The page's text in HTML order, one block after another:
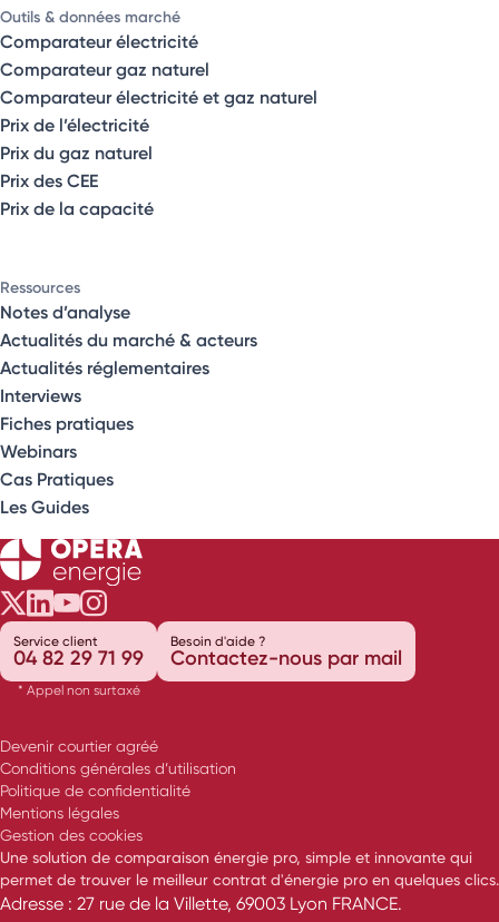
Outils & données marché
Comparateur électricité
Comparateur gaz naturel
Comparateur électricité et gaz naturel
Prix de l’électricité
Prix du gaz naturel
Prix des CEE
Prix de la capacité
Ressources
Notes d’analyse
Actualités du marché & acteurs
Actualités réglementaires
Interviews
Fiches pratiques
Webinars
Cas Pratiques
Les Guides
Opéra Énergie sur Twitter
Opéra Énergie sur LinkedIn
Opéra Énergie sur Youtube
Opéra Énergie sur Instagram
Service client
04 82 29 71 99
* Appel non surtaxé
Besoin d'aide ?
Contactez-nous par mail
Devenir courtier agréé
Conditions générales d’utilisation
Politique de confidentialité
Mentions légales
Gestion des cookies
Une solution de comparaison énergie pro, simple et innovante qui
permet de trouver le meilleur contrat d'énergie pro en quelques clics.
Adresse : 27 rue de la Villette, 69003 Lyon FRANCE.